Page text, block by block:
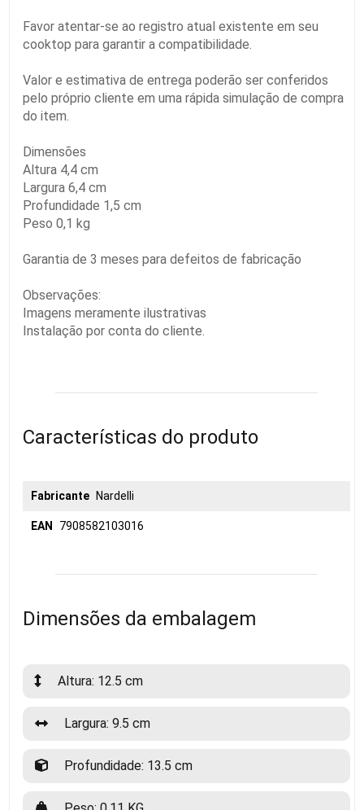
Favor atentar-se ao registro atual existente em seu
cooktop para garantir a compatibilidade.
Valor e estimativa de entrega poderão ser conferidos
pelo próprio cliente em uma rápida simulação de compra
do item.
Dimensões
Altura 4,4 cm
Largura 6,4 cm
Profundidade 1,5 cm
Peso 0,1 kg
Garantia de 3 meses para defeitos de fabricação
Observações:
Imagens meramente ilustrativas
Instalação por conta do cliente.
Características do produto
Fabricante Nardelli
EAN 7908582103016
Dimensões da embalagem
Altura: 12.5 cm
Largura: 9.5 cm
Profundidade: 13.5 cm